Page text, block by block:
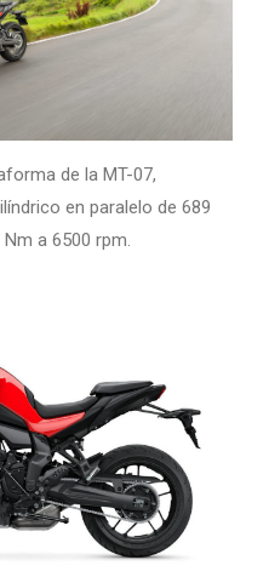
de la MT-07,
en paralelo de 689
a 6500 rpm.